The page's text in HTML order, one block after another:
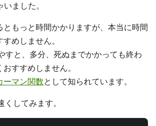
ました。
ともっと時間かかりますが、本当に時間
めしません。
すと、多分、死ぬまでかかっても終わ
すすめしません。
ーマン関数として知られています。
してみます。